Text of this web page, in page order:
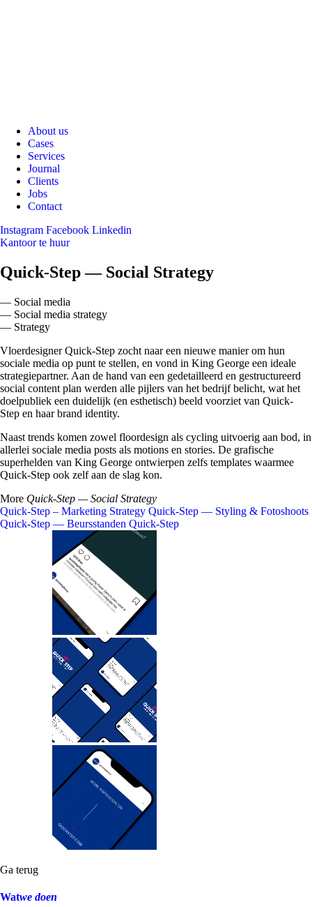
About us
Cases
Services
Journal
Clients
Jobs
Contact
Instagram Facebook Linkedin
Kantoor te huur
Quick-Step — Social Strategy
— Social media
— Social media strategy
— Strategy
Vloerdesigner Quick-Step zocht naar een nieuwe manier om hun
sociale media op punt te stellen, en vond in King George een ideale
strategiepartner. Aan de hand van een gedetailleerd en gestructureerd
social content plan werden alle pijlers van het bedrijf belicht, wat het
doelpubliek een duidelijk (en esthetisch) beeld voorziet van Quick-
Step en haarbrand identity.
Naast trends komen zowel floordesign als cycling uitvoerig aan bod, in
allerlei sociale media posts als motions en stories. De grafische
superhelden van King George ontwierpen zelfs templates waarmee
Quick-Step ook zelf aan de slag kon.
More Quick-Step — Social Strategy
Quick-Step – Marketing Strategy Quick-Step — Styling & Fotoshoots
Quick-Step — Beursstanden Quick-Step
Ga terug
Watwe doen